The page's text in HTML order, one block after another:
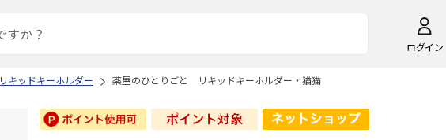
ログイン
リキッドキーホルダー 薬屋のひとりごと リキッドキーホルダー・猫猫